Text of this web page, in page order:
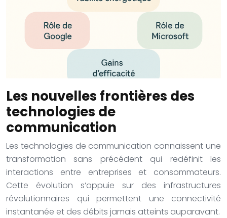
Les nouvelles frontières des
technologies de
communication
Les technologies de communication connaissent une
transformation sans précédent qui redéfinit les
interactions entre entreprises et consommateurs.
Cette évolution s’appuie sur des infrastructures
révolutionnaires qui permettent une connectivité
instantanée et des débits jamais atteints auparavant.